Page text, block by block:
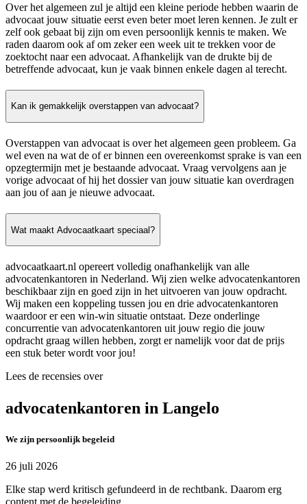
Over het algemeen zul je altijd een kleine periode hebben waarin de
advocaat jouw situatie eerst even beter moet leren kennen. Je zult er
zelf ook gebaat bij zijn om even persoonlijk kennis te maken. We
raden daarom ook af om zeker een week uit te trekken voor de
zoektocht naar een advocaat. Afhankelijk van de drukte bij de
betreffende advocaat, kun je vaak binnen enkele dagen al terecht.
Kan ik gemakkelijk overstappen van advocaat?
Overstappen van advocaat is over het algemeen geen probleem. Ga
wel even na wat de of er binnen een overeenkomst sprake is van een
opzegtermijn met je bestaande advocaat. Vraag vervolgens aan je
vorige advocaat of hij het dossier van jouw situatie kan overdragen
aan jou of aan je nieuwe advocaat.
Wat maakt Advocaatkaart speciaal?
advocaatkaart.nl opereert volledig onafhankelijk van alle
advocatenkantoren in Nederland. Wij zien welke advocatenkantoren
beschikbaar zijn en goed zijn in het uitvoeren van jouw opdracht.
Wij maken een koppeling tussen jou en drie advocatenkantoren
waardoor er een win-win situatie ontstaat. Deze onderlinge
concurrentie van advocatenkantoren uit jouw regio die jouw
opdracht graag willen hebben, zorgt er namelijk voor dat de prijs
een stuk beter wordt voor jou!
Lees de recensies over
advocatenkantoren in Langelo
We zijn persoonlijk begeleid
26 juli 2026
Elke stap werd kritisch gefundeerd in de rechtbank. Daarom erg